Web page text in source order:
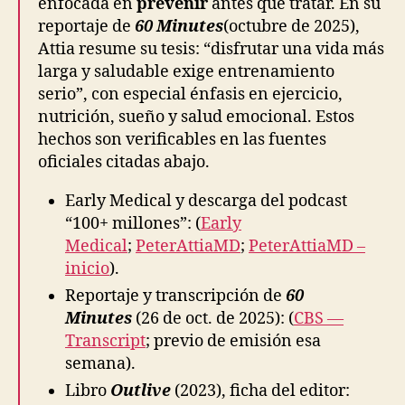
enfocada enprevenir antes que tratar. En su
reportaje de 60 Minutes(octubre de 2025),
Attia resume su tesis: “disfrutar una vida más
larga y saludable exige entrenamiento
serio”, con especial énfasis en ejercicio,
nutrición, sueño y salud emocional. Estos
hechos son verificables en las fuentes
oficiales citadas abajo.
Early Medical y descarga del podcast
“100+ millones”: (Early
Medical; PeterAttiaMD; PeterAttiaMD –
inicio).
Reportaje y transcripción de 60
Minutes (26 de oct. de 2025): (CBS —
Transcript; previo de emisión esa
semana).
Libro Outlive (2023), ficha del editor: